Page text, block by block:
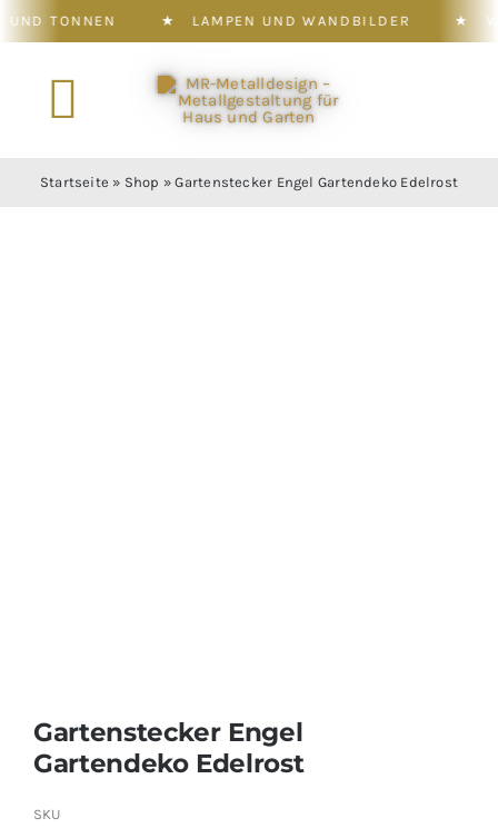
★ LAMPEN UND WANDBILDER ★
springenToggle
Navigation
Konfigurator
Startseite » Shop »Gartenstecker Engel Gartendeko Edelrost
Gartenstecker Engel
Gartendeko Edelrost
SKU